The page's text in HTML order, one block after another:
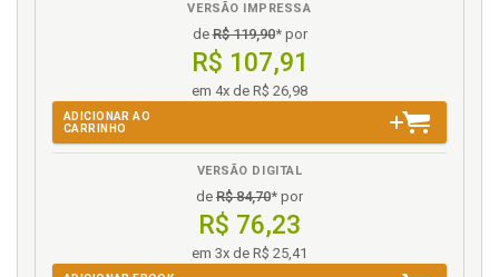
VERSÃO IMPRESSA
deR$ 119,90* por
R$ 107,91
em 4x de R$ 26,98
ADICIONAR AO
CARRINHO
VERSÃO DIGITAL
de R$ 84,70* por
R$ 76,23
em 3x de R$ 25,41